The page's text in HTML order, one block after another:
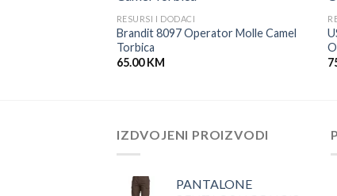
RESURSI I DODACI
Brandit 8097 Operator Molle Camel
Torbica
65.00KM
IZDVOJENI PROIZVODI
PANTALONE